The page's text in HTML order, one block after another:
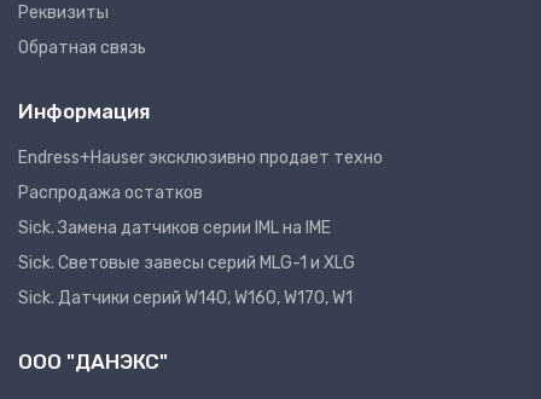
Реквизиты
Обратная связь
Информация
Endress+Hauser эксклюзивно продает техно
Распродажа остатков
Sick. Замена датчиков серии IML на IME
Sick. Световые завесы серий MLG-1 и XLG
Sick. Датчики серий W140, W160, W170, W1
ООО "ДАНЭКС"